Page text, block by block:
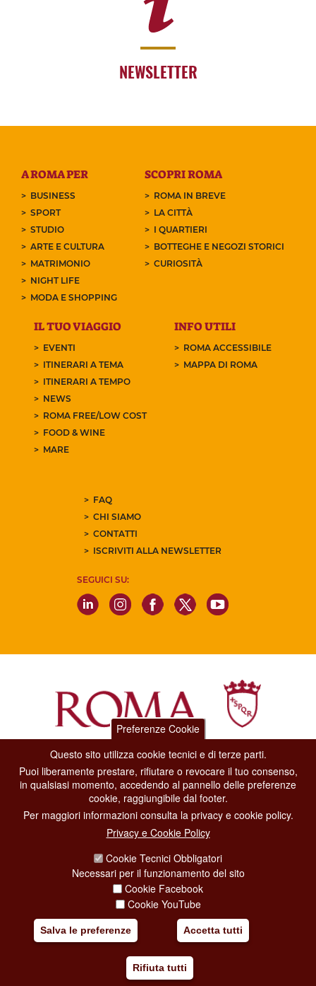
NEWSLETTER
A ROMA PER
BUSINESS
SPORT
STUDIO
ARTE E CULTURA
MATRIMONIO
NIGHT LIFE
MODA E SHOPPING
SCOPRI ROMA
ROMA IN BREVE
LA CITTÀ
I QUARTIERI
BOTTEGHE E NEGOZI STORICI
CURIOSITÀ
IL TUO VIAGGIO
EVENTI
ITINERARI A TEMA
ITINERARI A TEMPO
NEWS
ROMA FREE/LOW COST
FOOD & WINE
MARE
INFO UTILI
ROMA ACCESSIBILE
MAPPA DI ROMA
FAQ
CHI SIAMO
CONTATTI
ISCRIVITI ALLA NEWSLETTER
SEGUICI SU:
Dipartimento Grandi Eventi, Sport, Turismo e Moda.
Via di San Basilio, 51
00187 Roma
CONTACT CENTER TEL. 06 06 08
CONTATTA LA REDAZIONE
SOCIAL MEDIA POLICY
COPYRIGHT
Preferenze Cookie
Questo sito utilizza cookie tecnici e di terze parti.
Puoi liberamente prestare, rifiutare o revocare il tuo consenso,
in qualsiasi momento, accedendo al pannello delle preferenze
cookie, raggiungibile dal footer.
Per maggiori informazioni consulta la privacy e cookie policy.
Privacy e Cookie Policy
Cookie Tecnici Obbligatori
Necessari per il funzionamento del sito
Cookie Facebook
Cookie YouTube
Salva le preferenze Accetta tutti
Rifiuta tutti